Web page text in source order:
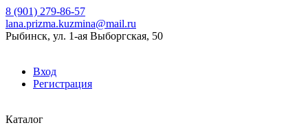
8 (901) 279-86-57
lana.prizma.kuzmina@mail.ru
Рыбинск, ул. 1-ая Выборгская, 50
Вход
Регистрация
Каталог